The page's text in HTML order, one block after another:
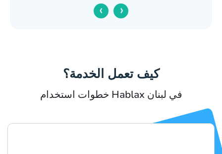
‹ ›
كيف تعمل الخدمة؟
خطوات استخدام Hablax في لبنان